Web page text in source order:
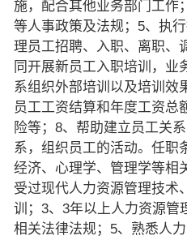
施，配合其他业务部门工作
等人事政策及法规；5、执
理员工招聘、入职、离职、
同开展新员工入职培训，业
系组织外部培训以及培训效
员工工资结算和年度工资总
险等；8、帮助建立员工关
系，组织员工的活动。任职
经济、心理学、管理学等相
受过现代人力资源管理技术
训；3、3年以上人力资源管
相关法律法规；5、熟悉人